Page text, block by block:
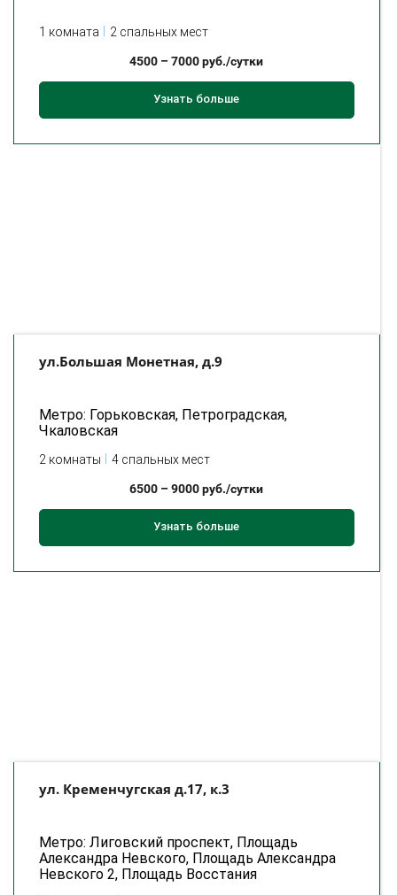
1 комната 2 спальных мест
4500 –7000руб./сутки
Узнать больше
ул.Большая Монетная, д.9
Метро: Горьковская, Петроградская,
Чкаловская
2 комнаты 4 спальных мест
6500 –9000руб./сутки
Узнать больше
ул. Кременчугская д.17, к.3
Метро: Лиговский проспект, Площадь
Александра Невского, Площадь Александра
Невского 2, Площадь Восстания